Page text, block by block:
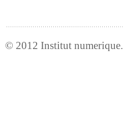
© 2012 Institut numerique.